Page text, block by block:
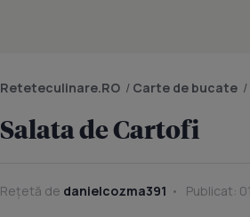
Reteteculinare.RO / Carte de bucate /
Salata de Cartofi
Rețetă de danielcozma391 Publicat: